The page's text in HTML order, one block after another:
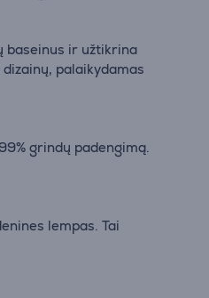
baseinus ir užtikrina
palaikydamas
grindų padengimą.
lempas. Tai